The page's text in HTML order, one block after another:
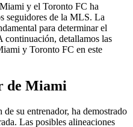
y el Toronto FC ha
seguidores de la MLS. La
para determinar el
continuación, detallamos las
y Toronto FC en este
de Miami
su entrenador, ha demostrado
Las posibles alineaciones